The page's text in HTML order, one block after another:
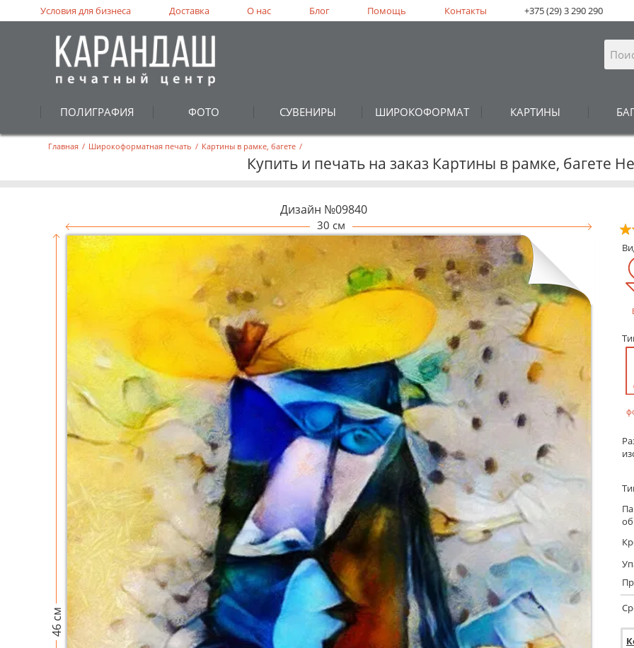
ПОЛИГРАФИЯ ФОТО СУВЕНИРЫ ШИРОКОФОРМАТ КАРТИНЫ
Условия для бизнеса Доставка О нас Блог Помощь Контакты +375 (29) 3 290 290
Главная / Широкоформатная печать / Картины в рамке, багете /
Купить и печать на заказ Картины в рамке, багете
Дизайн №09840
30 см
46 см